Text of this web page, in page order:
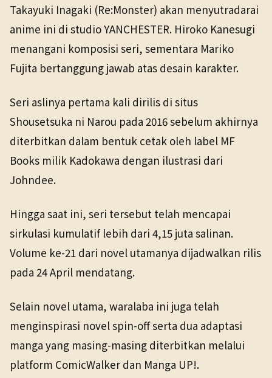
Takayuki Inagaki (Re:Monster) akan menyutradarai
anime ini di studio YANCHESTER. Hiroko Kanesugi
menangani komposisi seri, sementara Mariko
Fujita bertanggung jawab atas desain karakter.
Seri aslinya pertama kali dirilis di situs
Shousetsuka ni Narou pada 2016 sebelum akhirnya
diterbitkan dalam bentuk cetak oleh label MF
Books milik Kadokawa dengan ilustrasi dari
Johndee.
Hingga saat ini, seri tersebut telah mencapai
sirkulasi kumulatif lebih dari 4,15 juta salinan.
Volume ke-21 dari novel utamanya dijadwalkan rilis
pada 24 April mendatang.
Selain novel utama, waralaba ini juga telah
menginspirasi novel spin-off serta dua adaptasi
manga yang masing-masing diterbitkan melalui
platform ComicWalker dan Manga UP!.